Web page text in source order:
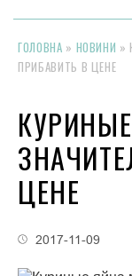
ГОЛОВНА » НОВИНИ »
ПРИБАВИТЬ В ЦЕНЕ
ЦЕНЕ
2017-11-09